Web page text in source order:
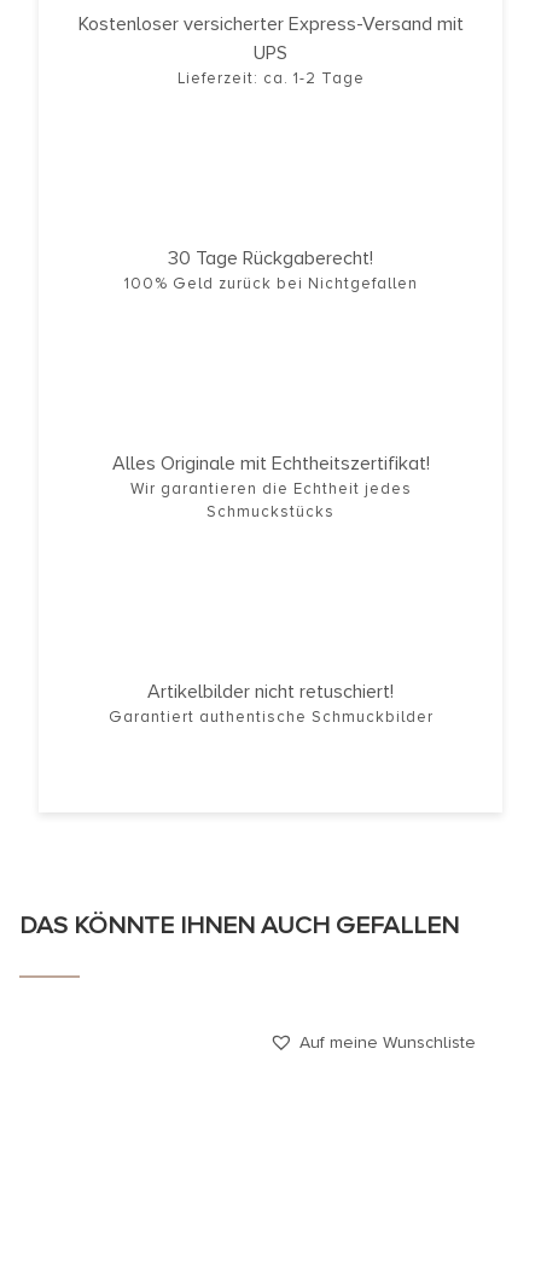
Kostenloser versicherter Express-Versand mit
UPS
Lieferzeit: ca. 1-2 Tage
30 Tage Rückgaberecht!
100% Geld zurück bei Nichtgefallen
Alles Originale mit Echtheitszertifikat!
Wir garantieren die Echtheit jedes
Schmuckstücks
Artikelbilder nicht retuschiert!
Garantiert authentische Schmuckbilder
DAS KÖNNTE IHNEN AUCH GEFALLEN
Auf meine Wunschliste